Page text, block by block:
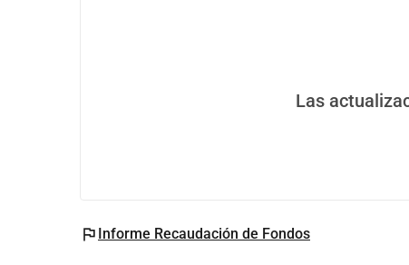
Las
flag Informe Recaudación de Fondos